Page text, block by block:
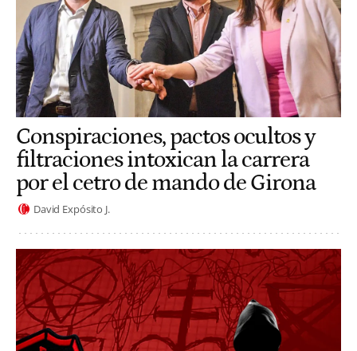
Conspiraciones, pactos ocultos y
filtraciones intoxican la carrera
por el cetro de mando de Girona
David Expósito J.